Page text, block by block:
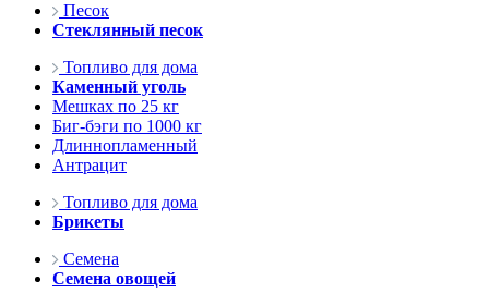
Песок
Стеклянный песок
Топливо для дома
Каменный уголь
Мешках по 25 кг
Биг-бэги по 1000 кг
Длиннопламенный
Антрацит
Топливо для дома
Брикеты
Семена
Семена овощей